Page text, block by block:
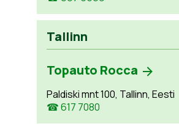
Tallinn
Topauto Rocca
Paldiski mnt 100, Tallinn, Eesti
☎ 617 7080